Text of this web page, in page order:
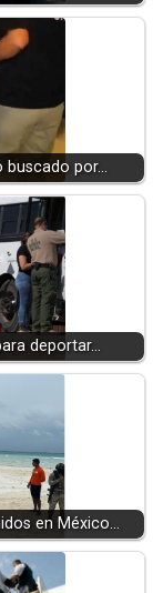
buscado por…
deportar…
en México…